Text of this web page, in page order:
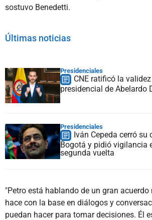
sostuvo Benedetti.
Últimas noticias
Presidenciales
CNE ratificó la
presidencial de Abelardo
Presidenciales
Iván Cepeda cerró su
Bogotá y pidió vigilancia
segunda vuelta
"Petro está hablando de un gran acuerdo
hace con la base en diálogos y
puedan hacer para tomar decisiones. Él